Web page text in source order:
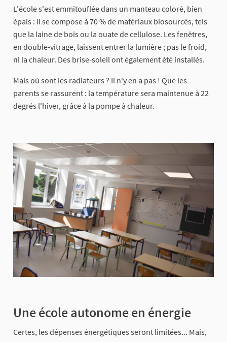
L'école s'est emmitouflée dans un manteau coloré, bien
épais : il se compose à 70 % de matériaux biosourcés, tels
que la laine de bois ou la ouate de cellulose. Les fenêtres,
en double-vitrage, laissent entrer la lumière ; pas le froid,
ni la chaleur. Des brise-soleil ont également été installés.
Mais où sont les radiateurs ? Il n'y en a pas ! Que les
parents se rassurent : la température sera maintenue à 22
degrés l'hiver, grâce à la pompe à chaleur.
Une école autonome en énergie
Certes, les dépenses énergétiques seront limitées... Mais,